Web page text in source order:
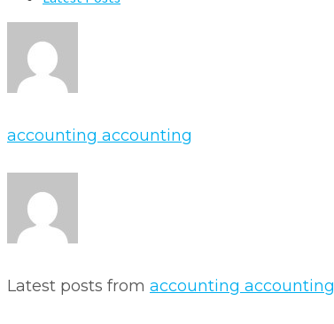
accounting accounting
Latest posts from accounting accounting